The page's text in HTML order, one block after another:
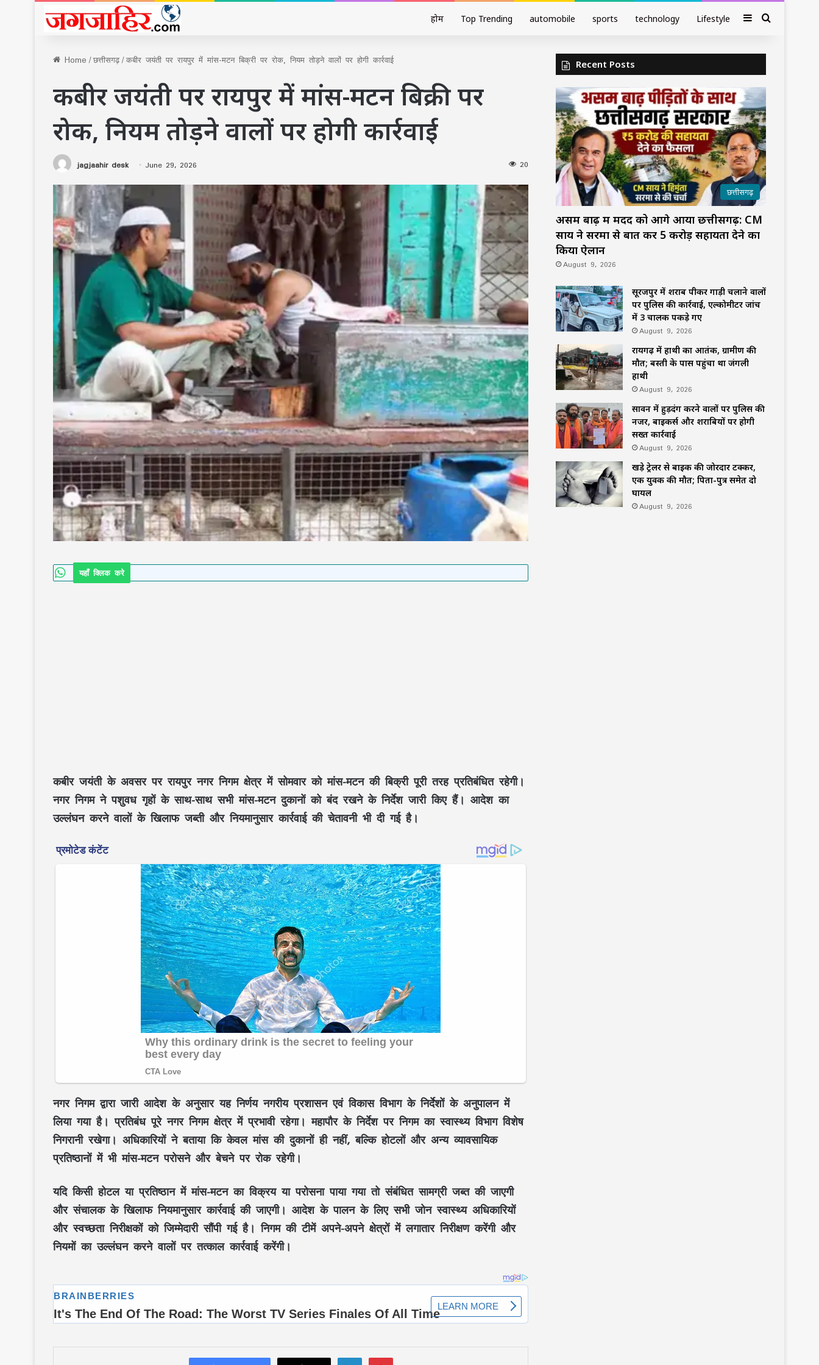
होम Top Trending automobile sports technology Lifestyle SidebarSearch
Home/छत्तीसगढ़/कबीर जयंती पर रायपुर में मांस-मटन बिक्री पर रोक, नियम तोड़ने वालों पर होगी कार्रवाई
कबीर जयंती पर रायपुर में मांस-मटन बिक्री पर
रोक, नियम तोड़ने वालों पर होगी कार्रवाई
jagjaahir desk June 29, 2026 20
यहाँ क्लिक करे
कबीर जयंती के अवसर पर रायपुर नगर निगम क्षेत्र में सोमवार को मांस-मटन की बिक्री पूरी तरह प्रतिबंधित रहेगी।
नगर निगम ने पशुवध गृहों के साथ-साथ सभी मांस-मटन दुकानों को बंद रखने के निर्देश जारी किए हैं। आदेश का
उल्लंघन करने वालों के खिलाफ जब्ती और नियमानुसार कार्रवाई की चेतावनी भी दी गई है।
नगर निगम द्वारा जारी आदेश के अनुसार यह निर्णय नगरीय प्रशासन एवं विकास विभाग के निर्देशों के अनुपालन में
लिया गया है। प्रतिबंध पूरे नगर निगम क्षेत्र में प्रभावी रहेगा। महापौर के निर्देश पर निगम का स्वास्थ्य विभाग विशेष
निगरानी रखेगा। अधिकारियों ने बताया कि केवल मांस की दुकानों ही नहीं, बल्कि होटलों और अन्य व्यावसायिक
प्रतिष्ठानों में भी मांस-मटन परोसने और बेचने पर रोक रहेगी।
यदि किसी होटल या प्रतिष्ठान में मांस-मटन का विक्रय या परोसना पाया गया तो संबंधित सामग्री जब्त की जाएगी
और संचालक के खिलाफ नियमानुसार कार्रवाई की जाएगी। आदेश के पालन के लिए सभी जोन स्वास्थ्य अधिकारियों
और स्वच्छता निरीक्षकों को जिम्मेदारी सौंपी गई है। निगम की टीमें अपने-अपने क्षेत्रों में लगातार निरीक्षण करेंगी और
नियमों का उल्लंघन करने वालों पर तत्काल कार्रवाई करेंगी।
LinkedInPinterest
असम बाढ़ में मदद को आगे आया छत्तीसगढ़:
CM साय ने सरमा से बात कर ₹5 करोड़ सहायता
देने का किया ऐलान
पुलिस की कार्रवाई, एल्कोमीटर जांच में 3 चालक
रायगढ़ में हाथी का आतंक, ग्रामीण की मौत;
Recent Posts
छत्तीसगढ़
असम बाढ़ में मदद को आगे आया छत्तीसगढ़: CM
साय ने सरमा से बात कर ₹5 करोड़ सहायता देने का
किया ऐलान
August 9, 2026
सूरजपुर में शराब पीकर गाड़ी चलाने वालों
पर पुलिस की कार्रवाई, एल्कोमीटर जांच
में 3 चालक पकड़े गए
August 9, 2026
रायगढ़ में हाथी का आतंक, ग्रामीण की
मौत; बस्ती के पास पहुंचा था जंगली
हाथी
August 9, 2026
सावन में हुड़दंग करने वालों पर पुलिस की
नजर, बाइकर्स और शराबियों पर होगी
सख्त कार्रवाई
August 9, 2026
खड़े ट्रेलर से बाइक की जोरदार टक्कर,
एक युवक की मौत; पिता-पुत्र समेत दो
घायल
August 9, 2026